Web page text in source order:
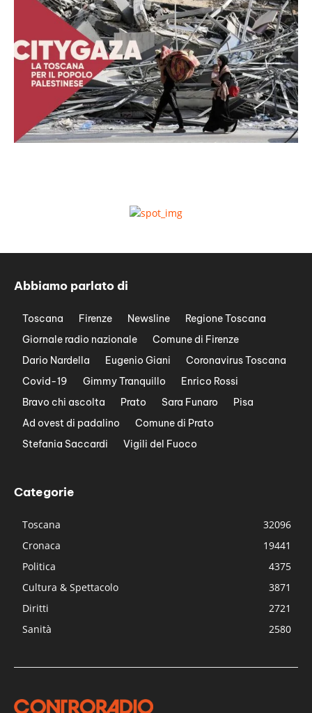
Abbiamo parlato di
Toscana Firenze Newsline
Regione Toscana
Giornale radio nazionale
Comune di Firenze
Dario Nardella
Eugenio Giani
Coronavirus Toscana
Covid-19
Gimmy Tranquillo
Enrico Rossi
Bravo chi ascolta
Prato Sara Funaro
Pisa
Ad ovest di padalino
Comune di Prato
Stefania Saccardi
Vigili del Fuoco
Categorie
Toscana
32096
Cronaca
19441
Politica
4375
Cultura & Spettacolo
3871
Diritti
2721
Sanità
2580